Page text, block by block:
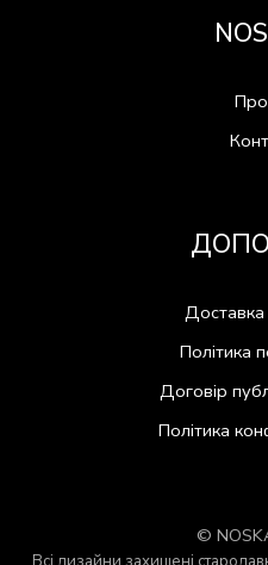
Доставка
Політика
Договір
Політика
©